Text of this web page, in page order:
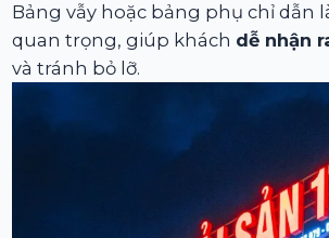
Bảng vẫy hoặc bảng phụ chỉ dẫn
quan trọng, giúp khách dễ nhận
và tránh bỏ lỡ.